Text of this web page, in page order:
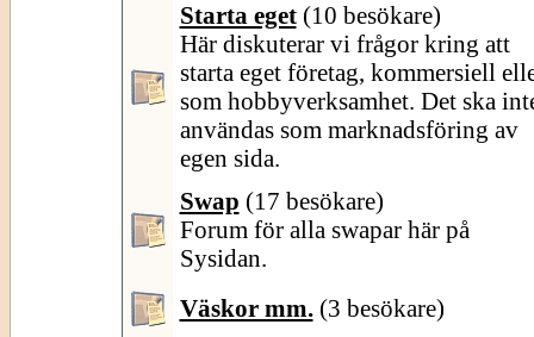
Starta eget (10 besökare)
Här diskuterar vi frågor kring att
starta eget företag, kommersiell
som hobbyverksamhet. Det ska
användas som marknadsföring av
egen sida.
Swap (17 besökare)
Forum för alla swapar här på
Sysidan.
Väskor mm. (3 besökare)